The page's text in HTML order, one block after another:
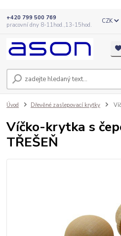
CZK
+420 799 500 769
pracovní dny 8-11hod.,13-15hod.
Úvod Dřevěné zaslepovací krytky
Víčko-krytka s
TŘEŠEŇ